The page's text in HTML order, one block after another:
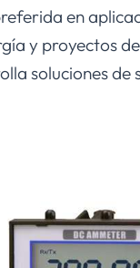
en
y proyectos
soluciones